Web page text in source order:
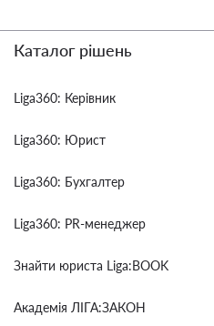
Каталог рішень
Liga360: Керівник
Liga360: Юрист
Liga360: Бухгалтер
Liga360: PR-менеджер
Знайти юриста Liga:BOOK
Академія ЛІГА:ЗАКОН